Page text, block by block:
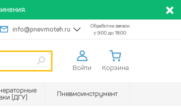
info@pnevmoteh.ru
Обработка заявок
с 9:00 до 18:00
Войти Корзина
(ДГУ)
Пневмоинструмент